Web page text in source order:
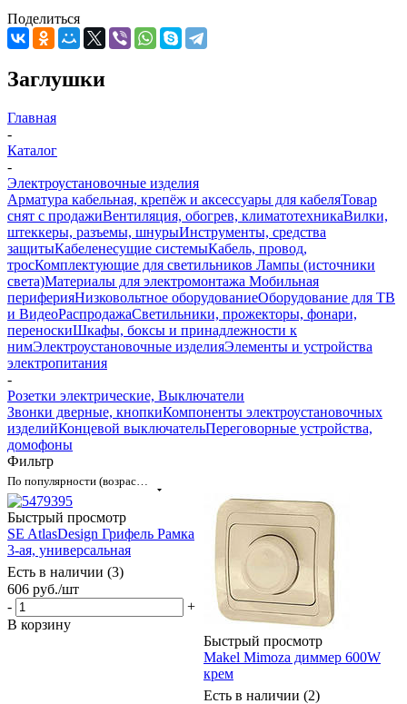
Поделиться
Заглушки
Главная
-
Каталог
-
Электроустановочные изделия
Арматура кабельная, крепёж и аксессуары для кабеляТовар
снят с продажиВентиляция, обогрев, климатотехникаВилки,
штеккеры, разъемы, шнурыИнструменты, средства
защитыКабеленесущие системыКабель, провод,
тросКомплектующие для светильников Лампы (источники
света)Материалы для электромонтажа Мобильная
периферияНизковольтное оборудованиеОборудование для ТВ
и ВидеоРаспродажаСветильники, прожекторы, фонари,
переноскиШкафы, боксы и принадлежности к
нимЭлектроустановочные изделияЭлементы и устройства
электропитания
-
Розетки электрические, Выключатели
Звонки дверные, кнопкиКомпоненты электроустановочных
изделийКонцевой выключательПереговорные устройства,
домофоны
Фильтр
Быстрый просмотр
SE AtlasDesign Грифель Рамка
3-ая, универсальная
Есть в наличии (3)
606 руб./шт
-
+
В корзину
Быстрый просмотр
Makel Mimoza диммер 600W
крем
Есть в наличии (2)